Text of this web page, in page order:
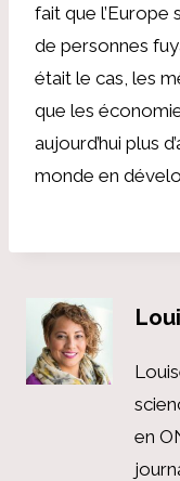
fait que l’Europe
de personnes
était le cas, les
que les
aujourd’hui plus
monde en
en